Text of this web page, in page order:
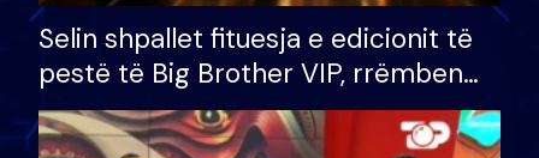
Selin shpallet fituesja e edicionit të
pestë të Big Brother VIP, rrëmben
çmimin e madh prej 100 mijë eurosh